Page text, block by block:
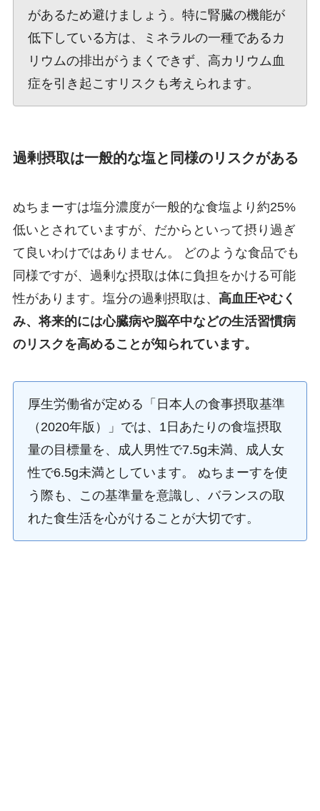
があるため避けましょう。特に腎臓の機能が
低下している方は、ミネラルの一種であるカ
リウムの排出がうまくできず、高カリウム血
症を引き起こすリスクも考えられます。
過剰摂取は一般的な塩と同様のリスクがある
ぬちまーすは塩分濃度が一般的な食塩より約25%
低いとされていますが、だからといって摂り過ぎ
て良いわけではありません。 どのような食品でも
同様ですが、過剰な摂取は体に負担をかける可能
性があります。塩分の過剰摂取は、 高血圧やむく
み、将来的には心臓病や脳卒中などの生活習慣病
のリスクを高めることが知られています。
厚生労働省が定める「日本人の食事摂取基準
（2020年版）」では、1日あたりの食塩摂取
量の目標量を、成人男性で7.5g未満、成人女
性で6.5g未満としています。 ぬちまーすを使
う際も、この基準量を意識し、バランスの取
れた食生活を心がけることが大切です。